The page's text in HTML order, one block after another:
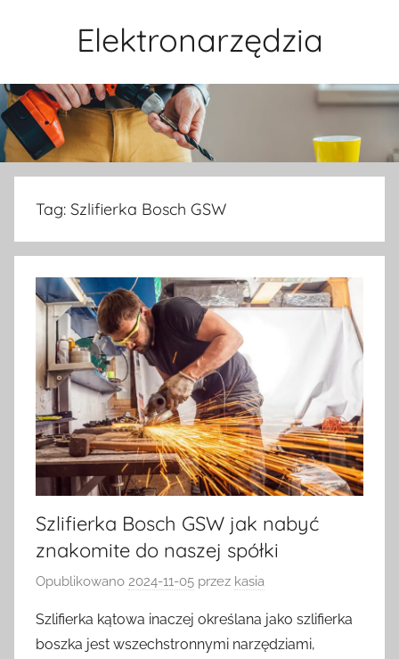
Elektronarzędzia
Tag: Szlifierka Bosch GSW
Szlifierka Bosch GSW jak nabyć
znakomite do naszej spółki
Opublikowano 2024-11-05 przez kasia
Szlifierka kątowa inaczej określana jako szlifierka
boszka jest wszechstronnymi narzędziami,